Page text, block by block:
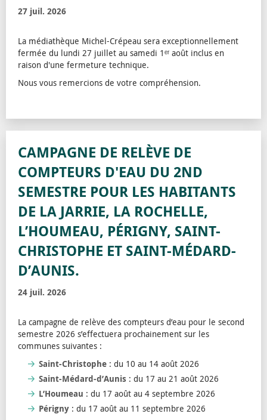
27 juil. 2026
La médiathèque Michel-Crépeau sera exceptionnellement
fermée du lundi 27 juillet au samedi 1ᵉʳ août inclus en
raison d'une fermeture technique.
Nous vous remercions de votre compréhension.
CAMPAGNE DE RELÈVE DE
COMPTEURS D'EAU DU 2ND
SEMESTRE POUR LES HABITANTS
DE LA JARRIE, LA ROCHELLE,
L’HOUMEAU, PÉRIGNY, SAINT-
CHRISTOPHE ET SAINT-MÉDARD-
D’AUNIS.
24 juil. 2026
La campagne de relève des compteurs d’eau pour le second
semestre 2026 s’effectuera prochainement sur les
communes suivantes :
Saint-Christophe : du 10 au 14 août 2026
Saint-Médard-d’Aunis : du 17 au 21 août 2026
L’Houmeau : du 17 août au 4 septembre 2026
Périgny : du 17 août au 11 septembre 2026